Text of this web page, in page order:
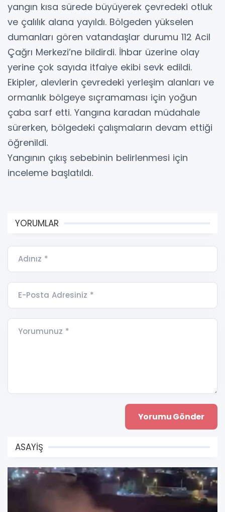
yangın kısa sürede büyüyerek çevredeki otluk
ve çalılık alana yayıldı. Bölgeden yükselen
dumanları gören vatandaşlar durumu 112 Acil
Çağrı Merkezi’ne bildirdi. İhbar üzerine olay
yerine çok sayıda itfaiye ekibi sevk edildi.
Ekipler, alevlerin çevredeki yerleşim alanları ve
ormanlık bölgeye sıçramaması için yoğun
çaba sarf etti. Yangına karadan müdahale
sürerken, bölgedeki çalışmaların devam ettiği
öğrenildi.
Yangının çıkış sebebinin belirlenmesi için
inceleme başlatıldı.
YORUMLAR
Adınız *
E-Posta Adresiniz *
Yorumunuz *
ASAYİŞ